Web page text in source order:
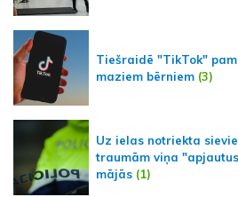
Tiešraidē "TikTok"
maziem bērniem (3)
Uz ielas notriekta
traumām viņa
mājās (1)